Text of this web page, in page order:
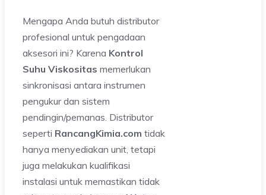
Mengapa Anda butuh distributor
profesional untuk pengadaan
aksesori ini? Karena Kontrol
Suhu Viskositas memerlukan
sinkronisasi antara instrumen
pengukur dan sistem
pendingin/pemanas. Distributor
seperti RancangKimia.com tidak
hanya menyediakan unit, tetapi
juga melakukan kualifikasi
instalasi untuk memastikan tidak